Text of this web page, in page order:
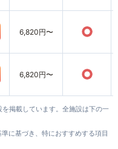
6,820円〜 ○
6,820円〜 ○
掲載しています。全施設は下の一
に基づき、特におすすめする項目